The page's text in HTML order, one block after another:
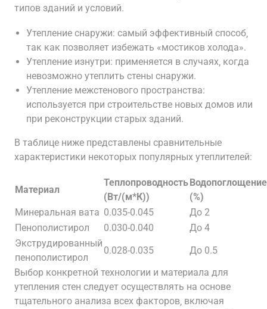
типов зданий и условий.
Утепление снаружи: самый эффективный способ‚
так как позволяет избежать «мостиков холода».
Утепление изнутри: применяется в случаях‚ когда
невозможно утеплить стены снаружи.
Утепление межстенового пространства:
используется при строительстве новых домов или
при реконструкции старых зданий.
В таблице ниже представлены сравнительные
характеристики некоторых популярных утеплителей:
Материал
Теплопроводность
(Вт/(м*К))
Водопоглощение
(%)
Минеральная вата 0.035-0.045
До 2
Пенополистирол
0.030-0.040
До 4
Экструдированный
пенополистирол
0.028-0.035
До 0.5
Выбор конкретной технологии и материала для
утепления стен следует осуществлять на основе
тщательного анализа всех факторов‚ включая